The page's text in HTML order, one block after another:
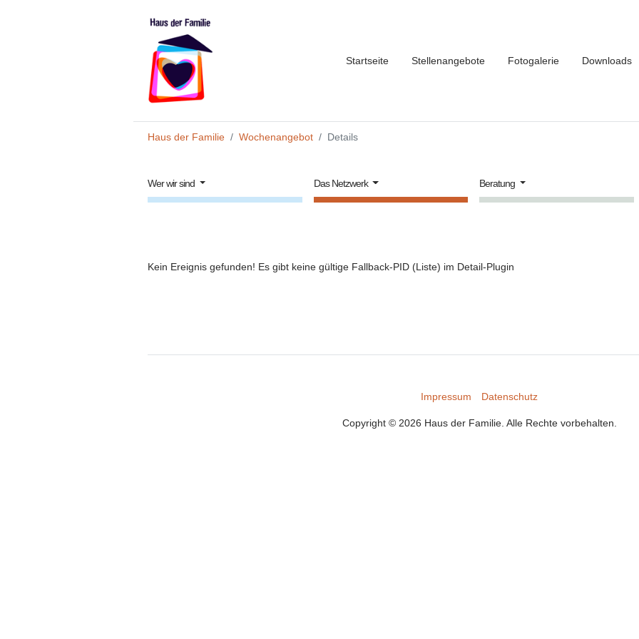
Startseite Stellenangebote Fotogalerie Downloads
Haus der Familie
Wochenangebot Details
Wer wir sind Das Netzwerk Beratung
Kein Ereignis gefunden! Es gibt keine gültige Fallback-PID (Liste) im Detail-Plugin
Impressum Datenschutz
Copyright © 2026 Haus der Familie. Alle Rechte vorbehalten.